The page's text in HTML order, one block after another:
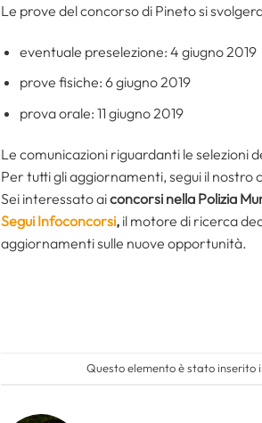
Le prove del concorso di Pineto si
eventuale preselezione: 4 giugno 2019
prove fisiche: 6 giugno 2019
prova orale: 11 giugno 2019
Le comunicazioni riguardanti le selezioni
Per tutti gli aggiornamenti, segui il nostro
Sei interessato aiconcorsi nella Polizia
Segui Infoconcorsi, il motore di ricerca
aggiornamenti sulle nuove opportunità.
Questo elemento è stato inserito